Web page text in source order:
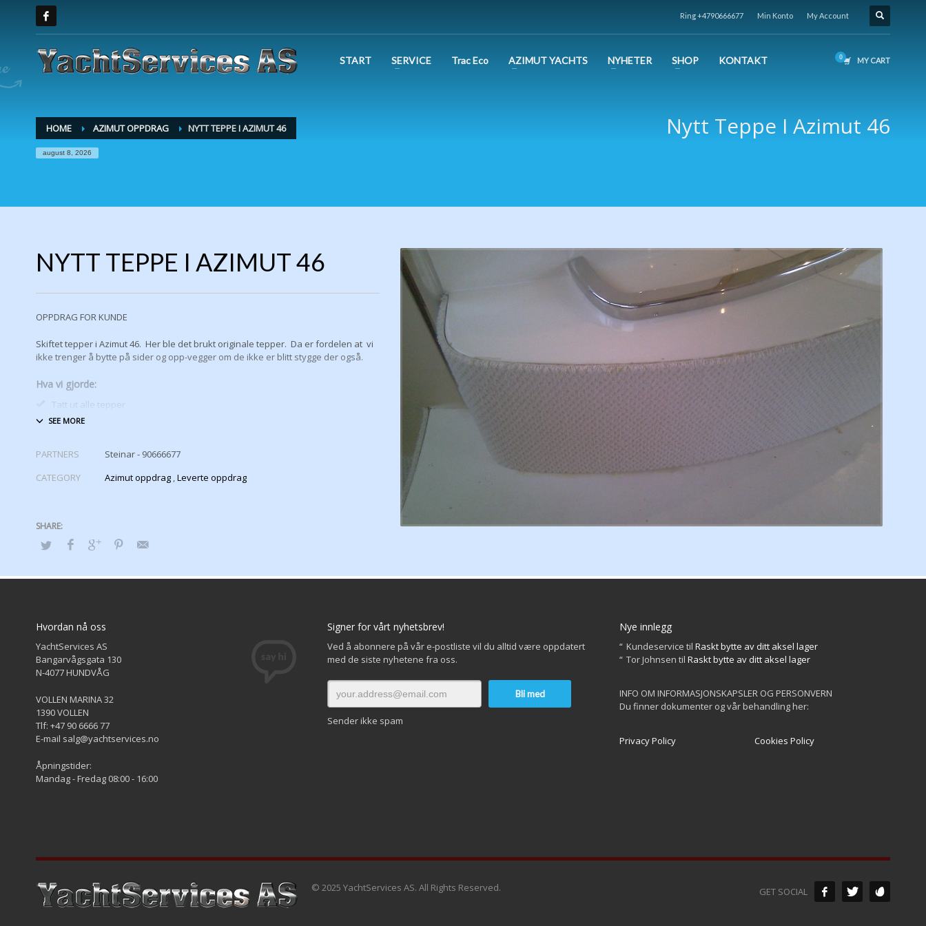
Ring +4790666677 Min Konto My Account
START SERVICE Trac Eco AZIMUT YACHTS NYHETER SHOP KONTAKT MY CART
HOME AZIMUT OPPDRAG NYTT TEPPE I AZIMUT 46
august 8, 2026
Nytt Teppe I Azimut 46
NYTT TEPPE I AZIMUT 46
OPPDRAG FOR KUNDE
Skiftet tepper i Azimut 46. Her ble det brukt originale tepper. Da er fordelen at vi
ikke trenger å bytte på sider og opp-vegger om de ikke er blitt stygge der også.
Hva vi gjorde:
Tatt ut alle tepper
Laget maler
Levert de til kant-sying
skulle frykte. Ta kontakt med oss for pris på tepper til din Azimut, og pynt den
opp, det har den fortjent.Vi kan også bytte ut alt av tepper om du ønsker en
PARTNERS
Steinar - 90666677
CATEGORY
Azimut oppdrag ,Leverte oppdrag
Hvordan nå oss
YachtServices AS
Bangarvågsgata 130
N-4077 HUNDVÅG
VOLLEN MARINA 32
1390 VOLLEN
Tlf: +47 90 6666 77
E-mail salg@yachtservices.no
Åpningstider:
Mandag - Fredag 08:00 - 16:00
Signer for vårt nyhetsbrev!
Ved å abonnere på vår e-postliste vil du alltid være oppdatert
med de siste nyhetene fra oss.
Sender ikke spam
Nye innlegg
Kundeservice til Raskt bytte av ditt aksel lager
Tor Johnsen til Raskt bytte av ditt aksel lager
INFO OM INFORMASJONSKAPSLER OG PERSONVERN
Du finner dokumenter og vår behandling her:
Privacy Policy Cookies Policy
GET SOCIAL
© 2025 YachtServices AS. All Rights Reserved.